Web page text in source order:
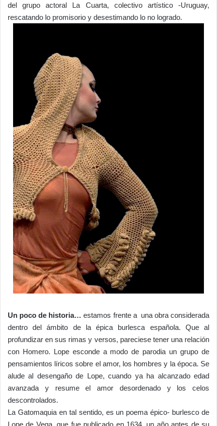
del grupo actoral La Cuarta, colectivo artístico -Uruguay,
rescatando lo promisorio y desestimando lo no logrado.
Un poco de historia… estamos frente a una obra considerada
dentro del ámbito de la épica burlesca española. Que al
profundizar en sus rimas y versos, pareciese tener una relación
con Homero. Lope esconde a modo de parodia un grupo de
pensamientos líricos sobre el amor, los hombres y la época. Se
alude al desengaño de Lope, cuando ya ha alcanzado edad
avanzada y resume el amor desordenado y los celos
descontrolados.
La Gatomaquia en tal sentido, es un poema épico- burlesco de
Lope de Vega, que fue publicado en 1634, un año antes de su